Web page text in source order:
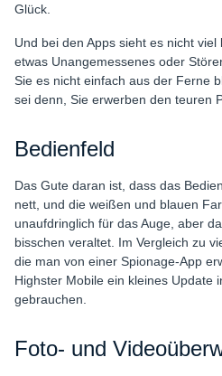
Glück.
Und bei den Apps sieht es nicht
etwas Unangemessenes oder
Sie es nicht einfach aus der Ferne
sei denn, Sie erwerben den teuren
Bedienfeld
Das Gute daran ist, dass das
nett, und die weißen und blauen
unaufdringlich für das Auge, aber
bisschen veraltet. Im Vergleich zu
die man von einer Spionage-App
Highster Mobile ein kleines Update
gebrauchen.
Foto- und